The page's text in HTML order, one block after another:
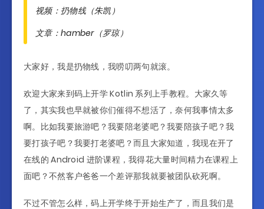
视频：扔物线（朱凯）
文章：hamber（罗琼）
大家好，我是扔物线，我唠叨两句就滚。
欢迎大家来到码上开学 Kotlin 系列上手教程。大家久等
了，其实我也早就被你们催得不想活了，奈何我事情太多
啊。比如我要旅游吧？我要陪老婆吧？我要陪孩子吧？我
要打孩子吧？我要打老婆吧？而且大家知道，我现在开了
在线的 Android 进阶课程，我得花大量时间精力在课程上
面吧？不然客户爸爸一个差评那我就要被团队砍死啊。
不过不管怎么样，码上开学终于开始生产了，而且我们是